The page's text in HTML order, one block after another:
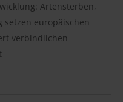
Artensterben,
setzen europäischen
verbindlichen